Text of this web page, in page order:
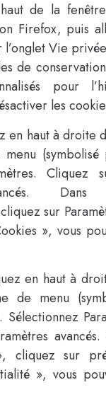
de la
Firefox, puis
Vie
de
pour
les
en haut à droite
(symbolisé
Cliquez
sur
», vous
en haut à
de menu
Sélectionnez
cliquez sur
», vous